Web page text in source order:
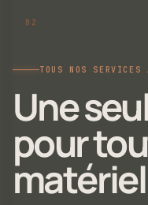
TOUS NOS
Une
pour
matériel